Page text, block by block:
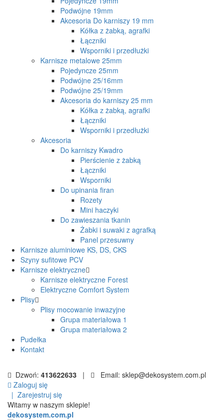
Podwójne 19mm
Akcesoria Do karniszy 19 mm
Kółka z żabką, agrafki
Łączniki
Wsporniki i przedłużki
Karnisze metalowe 25mm
Pojedyncze 25mm
Podwójne 25/16mm
Podwójne 25/19mm
Akcesoria do karniszy 25 mm
Kółka z żabką, agrafki
Łączniki
Wsporniki i przedłużki
Akcesoria
Do karniszy Kwadro
Pierścienie z żabką
Łączniki
Wsporniki
Do upinania firan
Rozety
Mini haczyki
Do zawieszania tkanin
Żabki i suwaki z agrafką
Panel przesuwny
Karnisze aluminiowe KS, DS, CKS
Szyny sufitowe PCV
Karnisze elektryczne
Karnisze elektryczne Forest
Elektryczne Comfort System
Plisy
Plisy mocowanie inwazyjne
Grupa materiałowa 1
Grupa materiałowa 2
Pudełka
Kontakt
Dzwoń: 413622633 |
Email: sklep@dekosystem.com.pl
Zaloguj się
| Zarejestruj się
Witamy w naszym sklepie!
dekosystem.com.pl